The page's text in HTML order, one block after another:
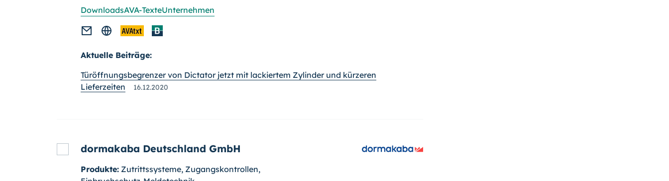
DownloadsAVA-TexteUnternehmen
Aktuelle Beiträge:
Türöffnungsbegrenzer von Dictator jetzt mit lackiertem Zylinder und kürzeren
Lieferzeiten
16.12.2020
dormakaba Deutschland GmbH
Produkte: Zutrittssysteme, Zugangskontrollen,